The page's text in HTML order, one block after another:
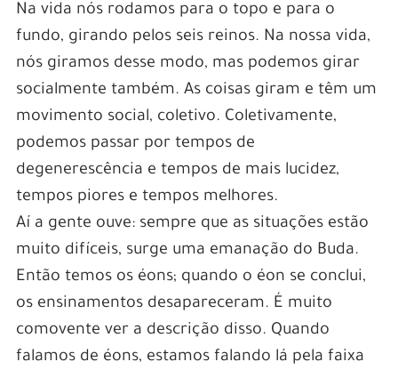
Na vida nós rodamos para o topo e para o
fundo, girando pelos seis reinos. Na nossa vida,
nós giramos desse modo, mas podemos girar
socialmente também. As coisas giram e têm um
movimento social, coletivo. Coletivamente,
podemos passar por tempos de
degenerescência e tempos de mais lucidez,
tempos piores e tempos melhores.
Aí a gente ouve: sempre que as situações estão
muito difíceis, surge uma emanação do Buda.
Então temos os éons; quando o éon se conclui,
os ensinamentos desapareceram. É muito
comovente ver a descrição disso. Quando
falamos de éons, estamos falando lá pela faixa